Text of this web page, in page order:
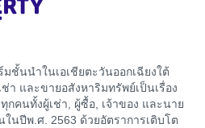
ชั้นนำในเอเชียตะวันออกเฉียงใต้
า และขายอสังหาริมทรัพย์เป็นเรื่อง
กคนทั้งผู้เช่า, ผู้ซื้อ, เจ้าของ และนาย
นปีพ.ศ. 2563 ด้วยอัตราการเติบโต